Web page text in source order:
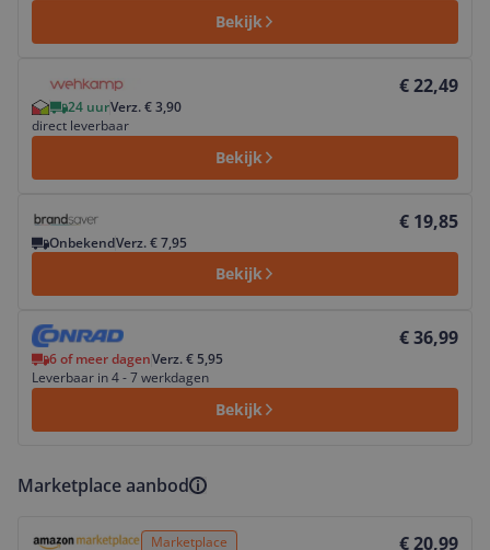
Bekijk
€ 22,49
24 uurVerz. € 3,90
direct leverbaar
Bekijk
€ 19,85
OnbekendVerz. € 7,95
Bekijk
€ 36,99
6 of meer dagenVerz. € 5,95
Leverbaar in 4 - 7 werkdagen
Bekijk
Bekijk product
Marketplace aanbod
Marketplace € 20,99